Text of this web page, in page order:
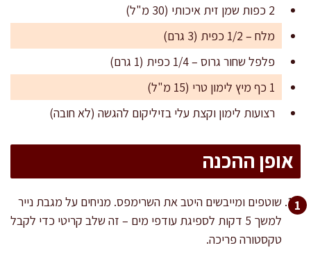
2 כפות שמן זית איכותי (30 מ"ל)
מלח – 1/2 כפית (3 גרם)
פלפל שחור גרוס – 1/4 כפית (1 גרם)
1 כף מיץ לימון טרי (15 מ"ל)
רצועות לימון וקצת עלי בזיליקום להגשה (לא חובה)
אופן ההכנה
שוטפים ומייבשים היטב את השרימפס. מניחים על מגבת נייר
למשך 5 דקות לספיגת עודפי מים – זה שלב קריטי כדי לקבל
טקסטורה פריכה.